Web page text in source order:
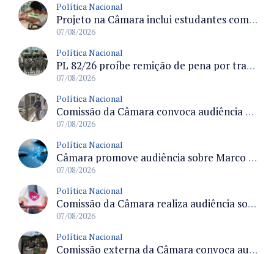
Política Nacional
Projeto na Câmara inclui estudantes com deficiência no regime escolar especial da LDB e estabelece critérios para frequência
07/08/2026
Política Nacional
PL 82/26 proíbe remição de pena por trabalho em funções militares para condenados por crimes contra o Estado Democrático de Direito
07/08/2026
Política Nacional
Comissão da Câmara convoca audiência para discutir misoginia nas escolas e universidades após divulgação de listas misóginas
07/08/2026
Política Nacional
Câmara promove audiência sobre Marco de Fomento à Economia Digital e impactos da inteligência artificial
07/08/2026
Política Nacional
Comissão da Câmara realiza audiência sobre apostas online para medir o tamanho do mercado ilegal
07/08/2026
Política Nacional
Comissão externa da Câmara convoca audiência pública sobre chuvas na Zona da Mata de Minas Gerais e impactos em Juiz de Fora